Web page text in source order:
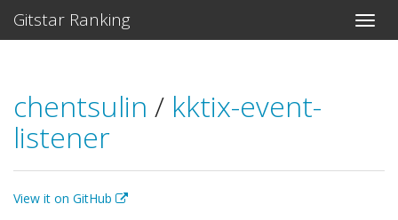
Gitstar Ranking
chentsulin / kktix-event-
listener
View it on GitHub